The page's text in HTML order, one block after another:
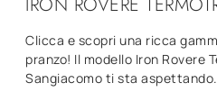
Clicca e scopri una ricca
pranzo! Il modello Iron Rovere
Sangiacomo ti sta aspettando.